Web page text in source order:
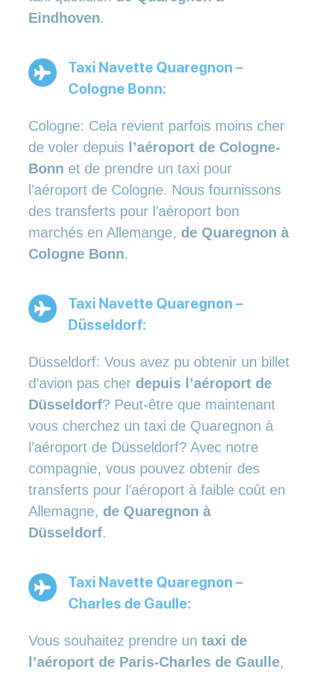
Eindhoven.
Taxi Navette Quaregnon –
Cologne Bonn:
Cologne: Cela revient parfois moins cher
de voler depuis l’aéroport de Cologne-
Bonn et de prendre un taxi pour
l’aéroport de Cologne. Nous fournissons
des transferts pour l’aéroport bon
marchés en Allemange, de Quaregnon à
Cologne Bonn.
Taxi Navette Quaregnon –
Düsseldorf:
Düsseldorf: Vous avez pu obtenir un billet
d’avion pas cher depuis l’aéroport de
Düsseldorf? Peut-être que maintenant
vous cherchez un taxi de Quaregnon à
l’aéroport de Düsseldorf? Avec notre
compagnie, vous pouvez obtenir des
transferts pour l’aéroport à faible coût en
Allemagne, de Quaregnon à
Düsseldorf.
Taxi Navette Quaregnon –
Charles de Gaulle:
Vous souhaitez prendre un taxi de
l’aéroport de Paris-Charles de Gaulle,